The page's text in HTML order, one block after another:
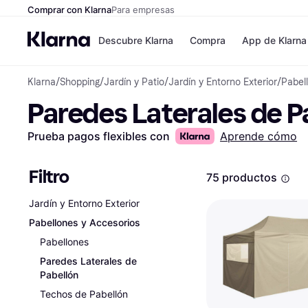
Comprar con KlarnaPara empresas
Descubre Klarna
Formas de
Formas de pago
Paga ahora
Paga en 3 plazos
Paga en 30 días
Klarna en Apple
Compra
Tiendas
MediaMarkt
Shein
Zalando Prive
Zara
App de Klarna
Klarna/Shopping/Jardín y Patio/Jardín y Entorno Exterior/
Paredes Laterales de
Prueba pagos flexibles con Aprende cómo
Filtro
Jardín y Entorno Exterior
Pabellones y Accesorios
Pabellones
Paredes Laterales de
Pabellón
Techos de Pabellón
75 productos